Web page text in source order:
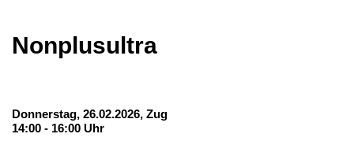
Nonplusultra
Donnerstag, 26.02.2026, Zug
14:00 - 16:00 Uhr